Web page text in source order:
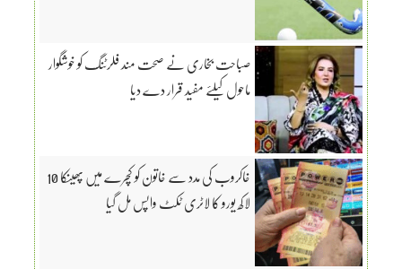
صباحت بخاری نے صحت مند فلرٹنگ کو خوشگوار
ماحول کیلئے مفید قرار دے دیا
خاکروب کی مدد سے خاتون کو کچرے میں پھینکا 10
لاکھ یورو کا لاٹری ٹکٹ واپس مل گیا